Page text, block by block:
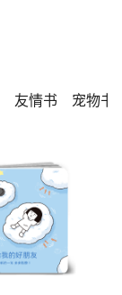
友情书 宠物书